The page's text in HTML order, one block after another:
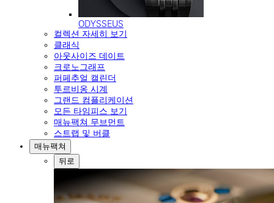
ODYSSEUS
컬렉션 자세히 보기
클래식
아웃사이즈 데이트
크로노그래프
퍼페추얼 캘린더
투르비옹 시계
그랜드 컴플리케이션
모든 타임피스 보기
매뉴팩쳐 무브먼트
스트랩 및 버클
매뉴팩쳐
뒤로